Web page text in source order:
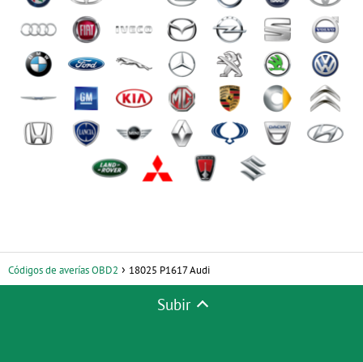
Códigos de averías OBD2 18025 P1617 Audi
Subir